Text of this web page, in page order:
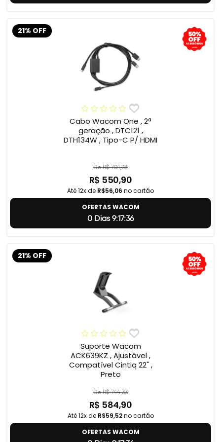
21% OFF
Cabo Wacom One , 2ª
geração , DTC121 ,
DTH134W , Tipo-C P/ HDMI
De R$ 701,28
R$ 550,90
Até 12x de R$56,06 no cartão
OFERTAS WACOM
0 Dias 9:17:35
21% OFF
Suporte Wacom
ACK639KZ , Ajustável ,
Compatível Cintiq 22" ,
Preto
De R$ 744,33
R$ 584,90
Até 12x de R$59,52no cartão
OFERTAS WACOM